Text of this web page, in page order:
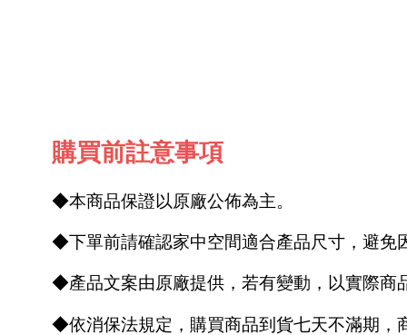
購買前註意事項
◆本商品保證以原廠公佈為主。
◆下單前請確認家中空間適合產品尺寸，避免
◆產品文案由原廠提供，若有變動，以實際商
◆依消保法規定，購買商品到貨七天不滿期，